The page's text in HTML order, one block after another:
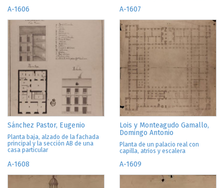
A-1606
Sánchez Pastor, Eugenio
Planta baja, alzado de la fachada
principal y la sección AB de una
casa particular
A-1607
Lois y Monteagudo Gamallo,
Domingo Antonio
Planta de un palacio real con
capilla, atrios y escalera
A-1608 A-1609